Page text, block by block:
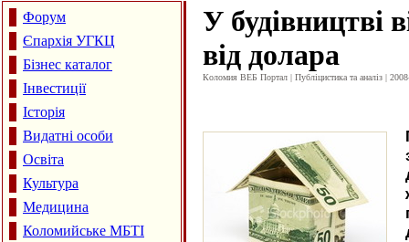
Форум
Єпархія УГКЦ
Бізнес каталог
Інвестиції
Історія
Видатні особи
Освіта
Культура
Медицина
Коломийське МБТІ
У будівництві
від долара
Коломия ВЕБ Портал | Публіцистика та аналіз |